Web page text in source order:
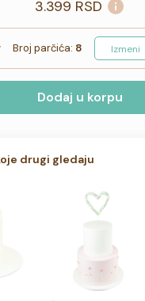
3.399 RSD
Broj parčića: 8 Izmeni
Dodaj u korpu
drugi gledaju